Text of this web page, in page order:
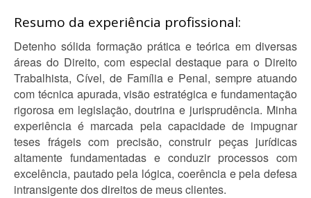
Resumo da experiência profissional:
Detenho sólida formação prática e teórica em diversas
áreas do Direito, com especial destaque para o Direito
Trabalhista, Cível, de Família e Penal, sempre atuando
com técnica apurada, visão estratégica e fundamentação
rigorosa em legislação, doutrina e jurisprudência. Minha
experiência é marcada pela capacidade de impugnar
teses frágeis com precisão, construir peças jurídicas
altamente fundamentadas e conduzir processos com
excelência, pautado pela lógica, coerência e pela defesa
intransigente dos direitos de meus clientes.